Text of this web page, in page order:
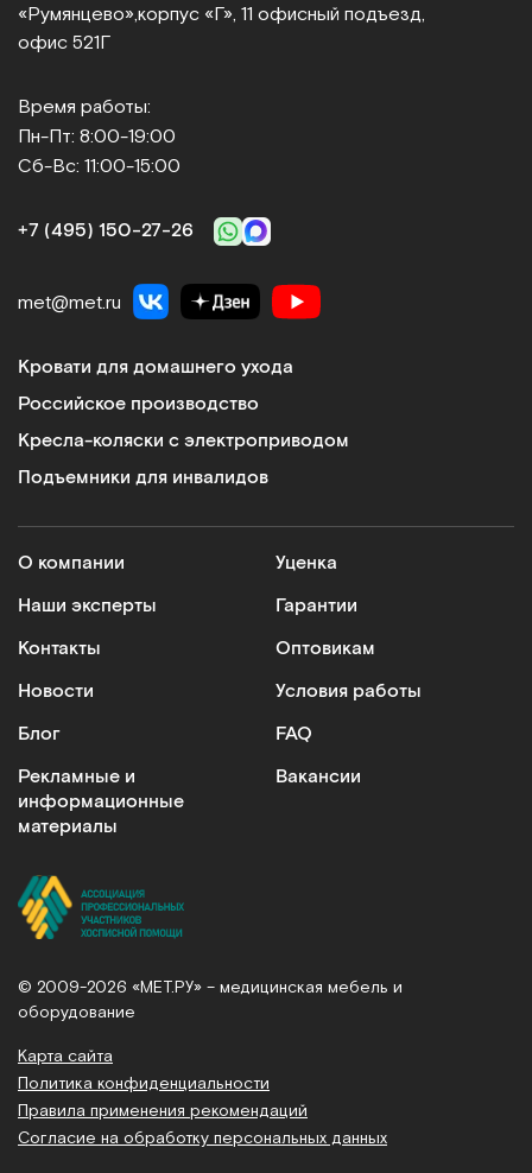
Сравнить
Dr.Fischer
Под заказАрт.
Сравнить
500 мл
Лосьон для мытья без воды. 500 мл, пр-во Дания
Сравнить
«Румянцево», корпус «Г», 11 офисный подъезд,
офис 521Г
Время работы:
Пн-Пт: 8:00-19:00
Сб-Вс: 11:00-15:00
+7 (495) 150‑27‑26
met@met.ru
Кровати для домашнего ухода
Российское производство
Кресла-коляски с электроприводом
Подъемники для инвалидов
О компании
Наши эксперты
Контакты
Новости
Блог
Рекламные и
информационные
материалы
Уценка
Гарантии
Оптовикам
Условия работы
FAQ
Вакансии
© 2009-2026 «МЕТ.РУ» – медицинская мебель и
оборудование
Карта сайта
Политика конфиденциальности
Правила применения рекомендаций
Согласие на обработку персональных данных